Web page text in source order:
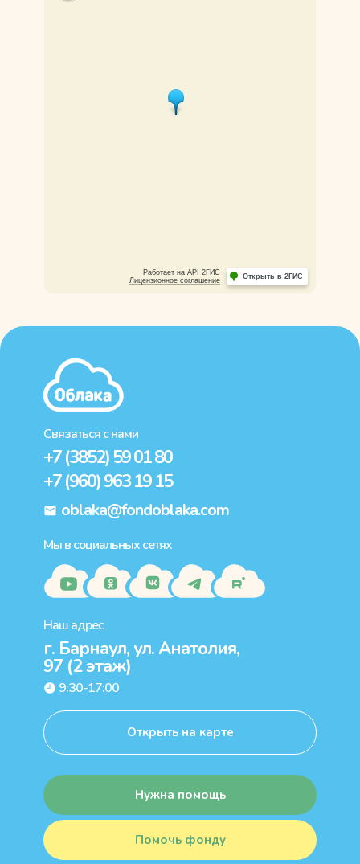
г. Барнаул, ул. Анатолия,
97 (2 этаж)
oblaka@fondoblaka.com
+7 (960) 963 19 15
+7 (3852) 59 01 80
Наш адрес
Мы в социальных сетях
9:30-17:00
Связаться с нами
Открыть на карте
Помочь фонду
Нужна помощь